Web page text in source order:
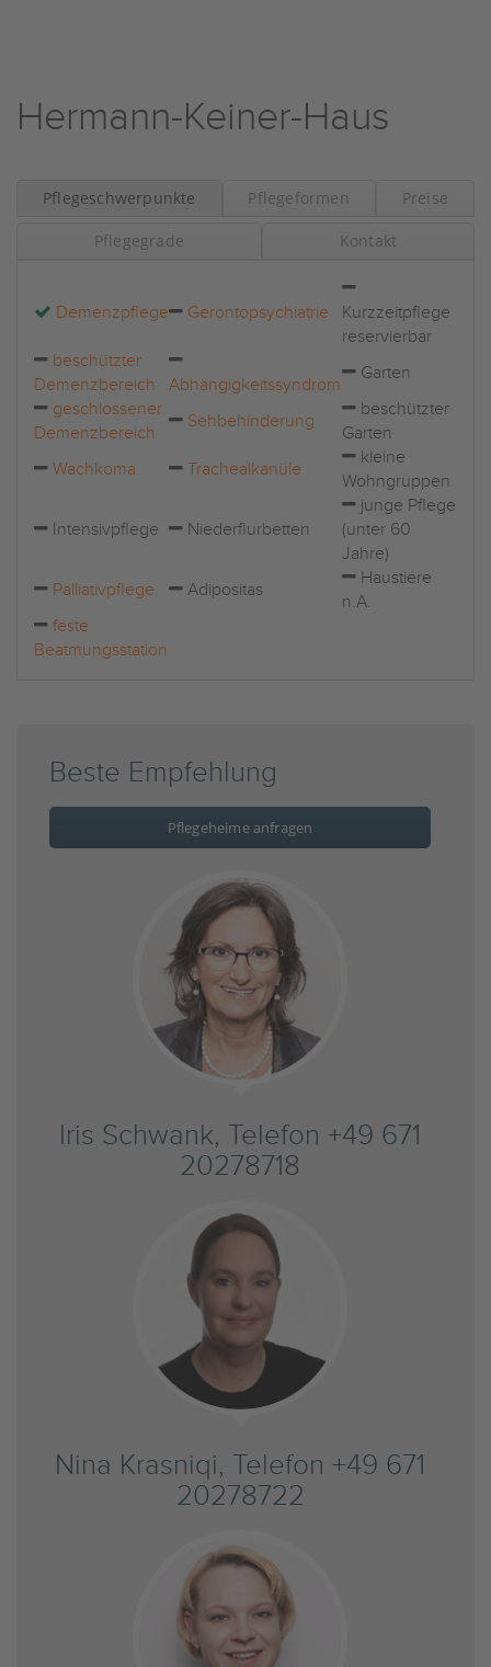
Hermann-Keiner-Haus
Pflegeschwerpunkte Pflegeformen Preise
Pflegegrade Kontakt
Demenzpflege Gerontopsychiatrie
Kurzzeitpflege
reservierbar
beschützter
Demenzbereich
Abhängigkeitssyndrom
Garten
geschlossener
Demenzbereich
Sehbehinderung
beschützter
Garten
Wachkoma
Trachealkanüle
kleine
Wohngruppen
Intensivpflege Niederflurbetten
junge Pflege
(unter 60
Jahre)
Palliativpflege
Adipositas
Haustiere
n.A.
feste
Beatmungsstation
Beste Empfehlung
Pflegeheime anfragen
Iris Schwank, Telefon +49 671
20278718
Nina Krasniqi, Telefon +49 671
20278722